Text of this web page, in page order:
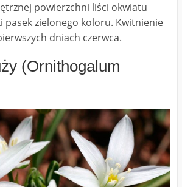
powierzchni liści okwiatu
pasek zielonego koloru. Kwitnienie
dniach czerwca.
(Ornithogalum